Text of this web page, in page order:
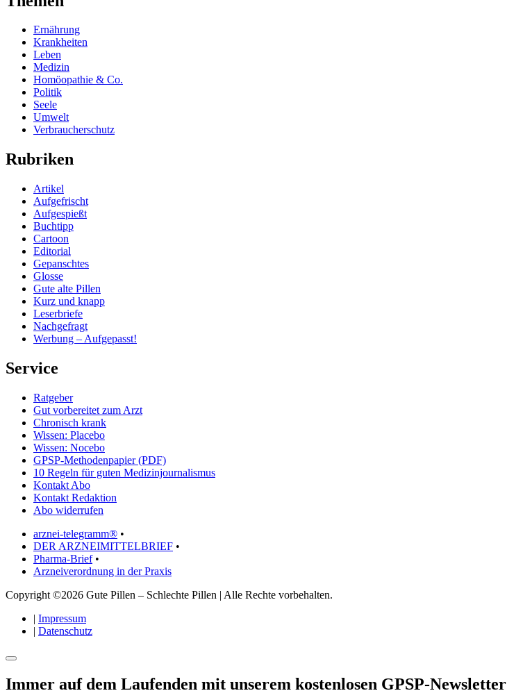
Ernährung
Krankheiten
Leben
Medizin
Homöopathie & Co.
Politik
Seele
Umwelt
Verbraucherschutz
Rubriken
Artikel
Aufgefrischt
Aufgespießt
Buchtipp
Cartoon
Editorial
Gepanschtes
Glosse
Gute alte Pillen
Kurz und knapp
Leserbriefe
Nachgefragt
Werbung – Aufgepasst!
Service
Ratgeber
Gut vorbereitet zum Arzt
Chronisch krank
Wissen: Placebo
Wissen: Nocebo
GPSP-Methodenpapier (PDF)
10 Regeln für guten Medizinjournalismus
Kontakt Abo
Kontakt Redaktion
Abo widerrufen
arznei-telegramm® •
DER ARZNEIMITTELBRIEF •
Pharma-Brief•
Arzneiverordnung in der Praxis
Copyright ©2026 Gute Pillen – Schlechte Pillen | Alle Rechte vorbehalten.
| Impressum
| Datenschutz
Immer auf dem Laufenden mit unserem kostenlosen GPSP-Newsletter